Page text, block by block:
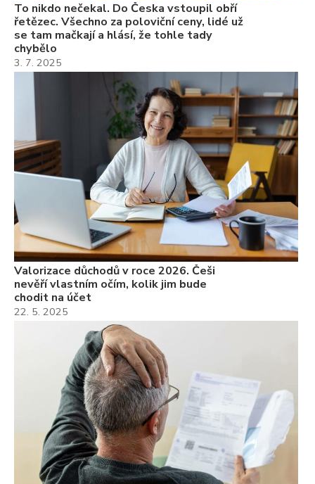
To nikdo nečekal. Do Česka vstoupil obří
řetězec. Všechno za poloviční ceny, lidé už
se tam mačkají a hlásí, že tohle tady
chybělo
3. 7. 2025
Valorizace důchodů v roce 2026. Češi
nevěří vlastním očím, kolik jim bude
chodit na účet
22. 5. 2025